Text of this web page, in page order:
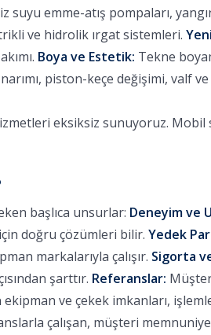
suyu emme-atış pompaları,
ve hidrolik ırgat sistemleri.
Boya ve Estetik: Tekne
piston-keçe değişimi, valf ve
eksiksiz sunuyoruz.
başlıca unsurlar: Deneyim ve
doğru çözümleri bilir. Yedek
markalarıyla çalışır. Sigorta
şarttır. Referanslar:
ve çekek imkanları,
çalışan, müşteri